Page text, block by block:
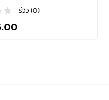
รีวิว (0)